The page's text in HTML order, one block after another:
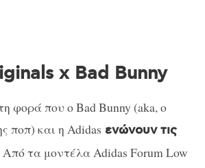
x Bad Bunny
φορά που ο Bad Bunny (aka, ο
ποπ) και η Adidas ενώνουν τις
Από τα μοντέλα Adidas Forum Low